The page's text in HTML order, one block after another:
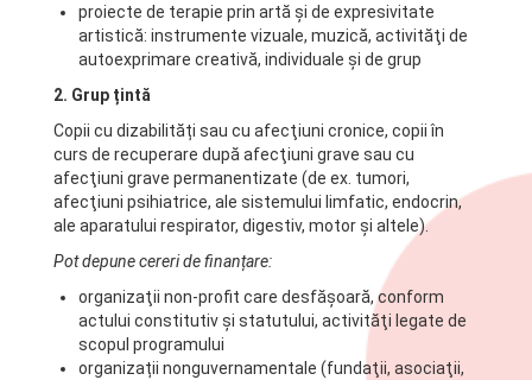
proiecte de terapie prin artă și de expresivitate
artistică: instrumente vizuale, muzică, activităţi de
autoexprimare creativă, individuale şi de grup
2. Grup țintă
Copii cu dizabilități sau cu afecţiuni cronice, copii în
curs de recuperare după afecţiuni grave sau cu
afecţiuni grave permanentizate (de ex. tumori,
afecţiuni psihiatrice, ale sistemului limfatic, endocrin,
ale aparatului respirator, digestiv, motor şi altele).
Pot depune cereri de finanțare:
organizaţii non-profit care desfăşoară, conform
actului constitutiv și statutului, activităţi legate de
scopul programului
organizații nonguvernamentale (fundaţii, asociaţii,